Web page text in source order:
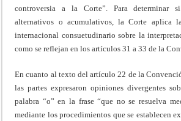
controversia a la Corte”. Para determinar
alternativos o acumulativos, la Corte aplica
internacional consuetudinario sobre la
como se reflejan en los artículos 31 a 33 de la
En cuanto al texto del artículo 22 de la
las partes expresaron opiniones divergentes
palabra “o” en la frase “que no se resuelva
mediante los procedimientos que se establecen